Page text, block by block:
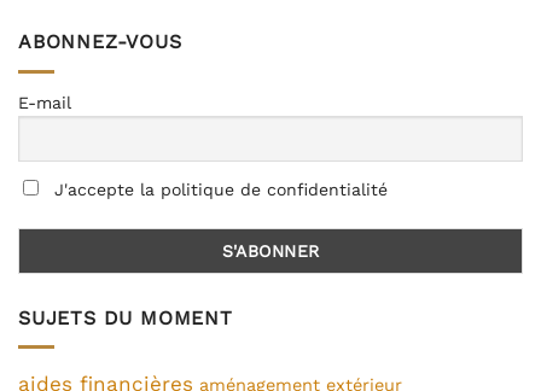
ABONNEZ-VOUS
E-mail
J'accepte la politique de confidentialité
SUJETS DU MOMENT
aides financières aménagement extérieur